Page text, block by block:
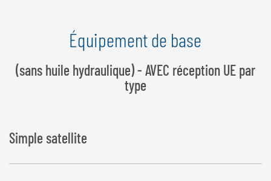
Équipement de base
(sans huile hydraulique) - AVEC réception UE par
type
Simple satellite